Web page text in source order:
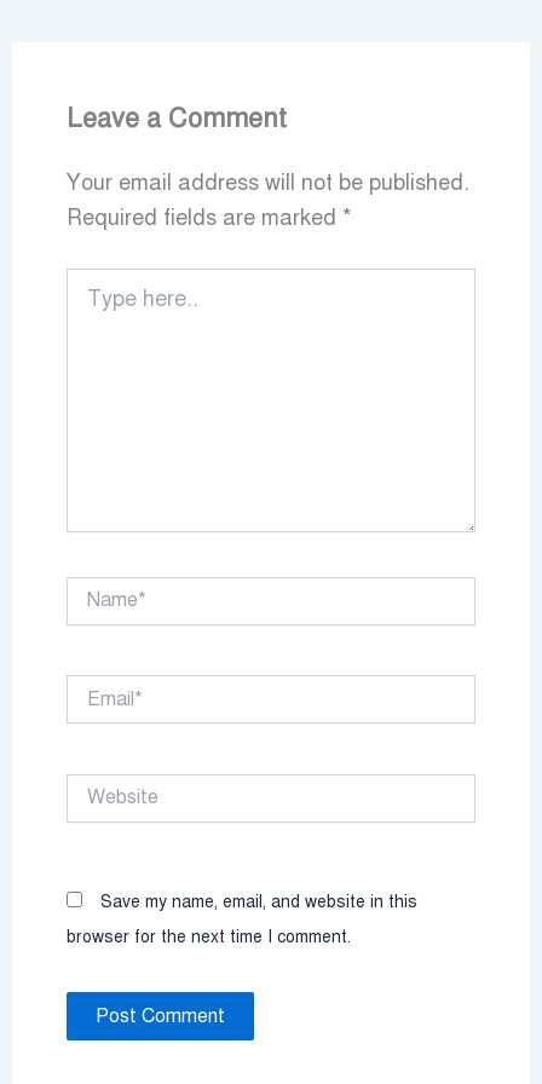
Leave a Comment
Your email address will not be published.
Required fields are marked *
here..
Name*
Email*
Website
Save my name, email, and website in this
browser for the next time I comment.